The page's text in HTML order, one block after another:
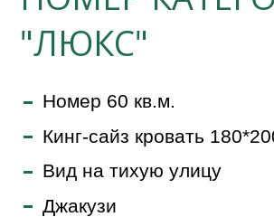
"ЛЮКС"
Номер 60 кв.м.
Кинг-сайз кровать
Вид на тихую улицу
Джакузи